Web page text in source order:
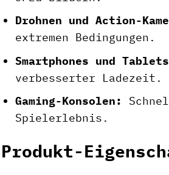
Drohnen und Action-
extremen Bedingungen.
Smartphones und
verbesserter Ladezeit.
Gaming-Konsolen:
Spielerlebnis.
Produkt-